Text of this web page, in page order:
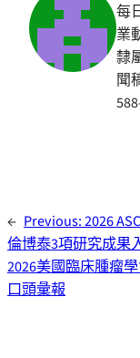
每
業
隸
聞
← Previous:2026
倫博泰3項研究成果
2026美國臨床腫瘤
口頭彙報